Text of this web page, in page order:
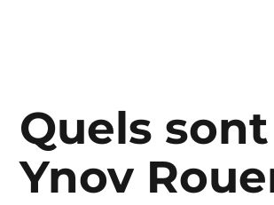
Cergy-Pontoise Lyon
Quels
Ynov